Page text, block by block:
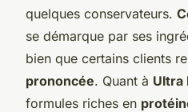
quelques conservateurs.
se démarque par ses
bien que certains clients
prononcée. Quant à Ultra
formules riches en